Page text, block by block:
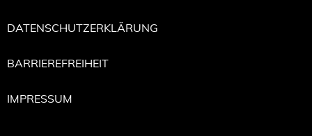
DATENSCHUTZERKLÄRUNG
BARRIEREFREIHEIT
IMPRESSUM